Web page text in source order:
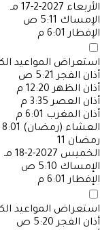
الأربعاء 2027-2-17 مـ
الإمساك 5:11 ص
الإفطار 6:01 م
استعراض المواعيد
أذان الفجر 5:21 ص
أذان الظهر 12:20 م
أذان العصر 3:35 م
أذان المغرب 6:01 م
العشاء (رمضان) 8:01 م
رمضان 11
الخميس 2027-2-18 مـ
الإمساك 5:10 ص
الإفطار 6:01 م
استعراض المواعيد
أذان الفجر 5:20 ص